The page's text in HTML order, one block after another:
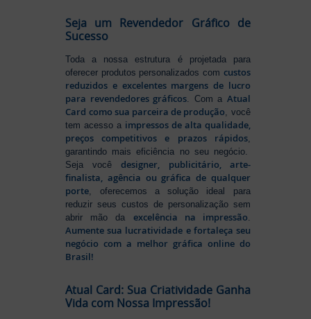
Seja um Revendedor Gráfico de
Sucesso
Toda a nossa estrutura é projetada para
oferecer produtos personalizados com custos
reduzidos e excelentes margens de lucro
para revendedores gráficos . Com a Atual
Card como sua parceira de produção , você
tem acesso a impressos de alta qualidade,
preços competitivos e prazos rápidos,
garantindo mais eficiência no seu negócio.
Seja vocêdesigner, publicitário, arte-
finalista, agência ou gráfica de qualquer
porte , oferecemos a solução ideal para
reduzir seus custos de personalização sem
abrir mão da excelência na impressão
Aumente sua lucratividade e fortaleça seu
negócio com a melhor gráfica online do
Brasil!
Atual Card: Sua Criatividade Ganha
Vida com Nossa Impressão!